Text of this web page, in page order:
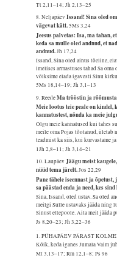
Tt 2,11–14; Jh 2,13–25
8. NeljapäevIssand! Sina oled
vägevat kätt.5Ms 3,24
Jeesus palvetas: Isa, ma tahan,
keda sa mulle oled andnud, et
andnud.Jh 17,24
Issand, Sina oled ainus tõeline,
imelises armastuses tahad Sa
võiksime elada igavesti Sinu
5Ms 18,14–19; Jh 3,1–13
9. ReedeMa trööstin ja
Meie lootus teie peale on kindel,
kannatustest, nõnda ka meie
Olgu meie kannatused kui tahes
meile oma Pojas tõotanud,
teadmist ka siis, kui kurvastame
1Jh 2,8–11; Jh 3,14–21
10. LaupäevJäägu meist
nüüd tema järelt.Jos 22,29
Pane tähele iseennast ja õpetust,
sa päästad enda ja need, kes
Sina, Issand, oled ustav. Sa oled
meilgi Sulle ustavaks jääda ning
Sinust ettepoole. Aita meil jääda
Js 8,20–23; Jh 3,22–36
1. PÜHAPÄEV PÄRAST
Kõik, keda iganes Jumala Vaim
Mt 3,13–17; Rm 12,1–8; Ps 96